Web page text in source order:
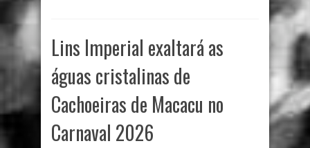
Lins Imperial exaltará as
águas cristalinas de
Cachoeiras de Macacu no
Carnaval 2026